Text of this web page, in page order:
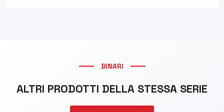
BINARI
ALTRI PRODOTTI DELLA STESSA SERIE